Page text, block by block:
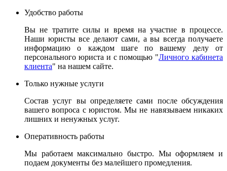
Удобство работы
Вы не тратите силы и время на участие в процессе.
Наши юристы все делают сами, а вы всегда получаете
информацию о каждом шаге по вашему делу от
персонального юриста и с помощью "Личного кабинета
клиента" на нашем сайте.
Только нужные услуги
Состав услуг вы определяете сами после обсуждения
вашего вопроса с юристом. Мы не навязываем никаких
лишних и ненужных услуг.
Оперативность работы
Мы работаем максимально быстро. Мы оформляем и
подаем документы без малейшего промедления.